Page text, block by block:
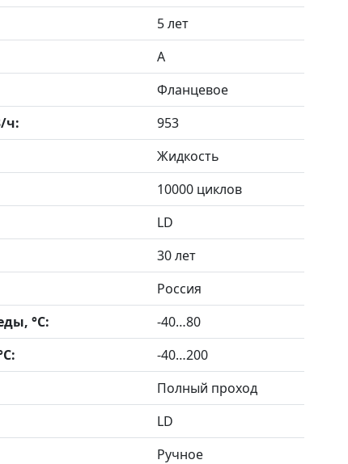
5 лет
А
Фланцевое
ч:
953
Жидкость
10000 циклов
LD
30 лет
Россия
°С:
-40…80
-40…200
Полный проход
LD
Ручное